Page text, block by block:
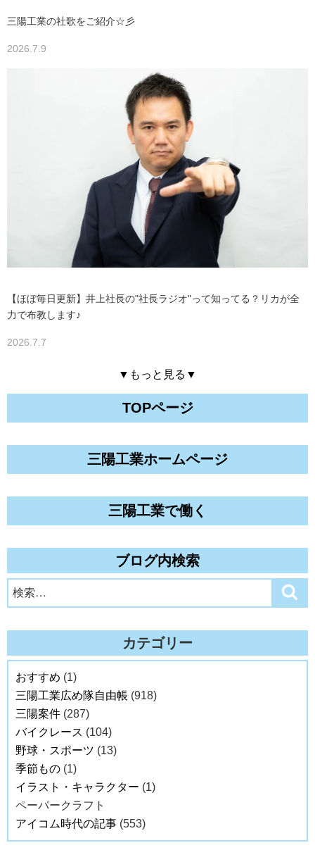
三陽工業の社歌をご紹介☆彡
2026.7.9
【ほぼ毎日更新】井上社長の"社長ラジオ"って知ってる？リカが全
力で布教します♪
2026.7.7
▼もっと見る▼
TOPページ
三陽工業ホームページ
三陽工業で働く
ブログ内検索
検
索:
カテゴリー
おすすめ (1)
三陽工業広め隊自由帳 (918)
三陽案件 (287)
バイクレース (104)
野球・スポーツ (13)
季節もの (1)
イラスト・キャラクター (1)
ペーパークラフト
アイコム時代の記事 (553)